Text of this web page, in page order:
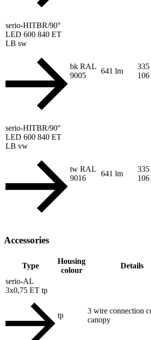
serio-HITBR/90°
LED 600 840 ET
LB sw
bk RAL
9005
641 lm
106
serio-HITBR/90°
LED 600 840 ET
LB vw
tw RAL
9016
641 lm
106
Accessories
Type
Housing
colour
Details
serio-AL
3x0,75 ET tp
tp
3 wire connection
canopy